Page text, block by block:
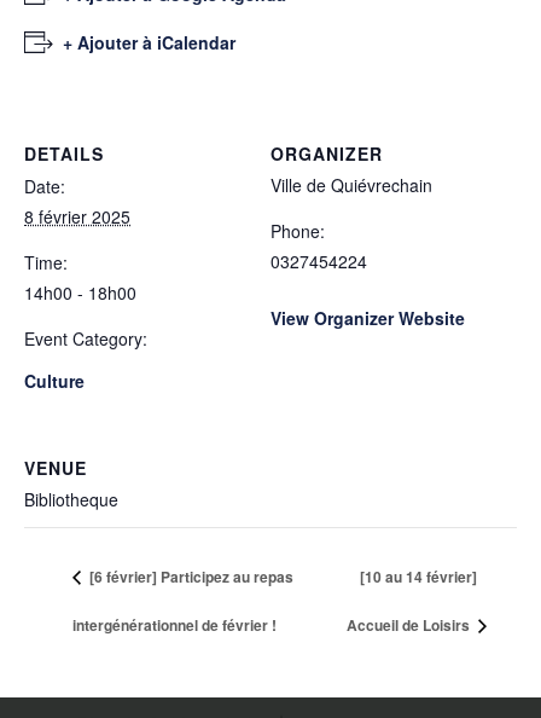
+ Ajouter à iCalendar
DETAILS
Date:
8 février 2025
Time:
14h00 - 18h00
Event Category:
Culture
ORGANIZER
Ville de Quiévrechain
Phone:
0327454224
View Organizer Website
VENUE
Bibliotheque
[6 février] Participez au repas
intergénérationnel de février !
[10 au 14 février]
Accueil de Loisirs